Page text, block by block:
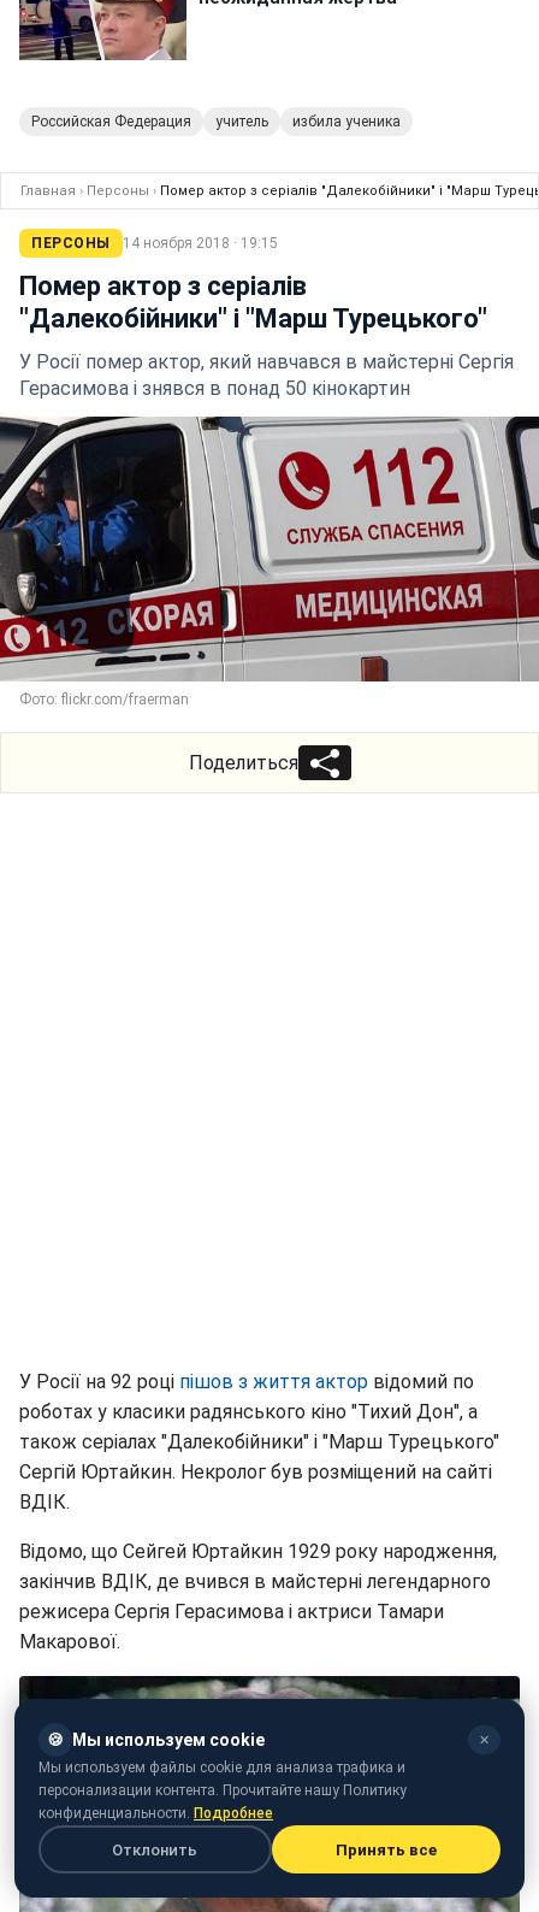
Российская Федерация учитель избила ученика
Главная › Персоны › Помер актор з серіалів "Далекобійники" і "Марш
ПЕРСОНЫ 14 ноября 2018 · 19:15
Помер актор з серіалів
"Далекобійники" і "Марш Турецького"
У Росії помер актор, який навчався в майстерні Сергія
Герасимова і знявся в понад 50 кінокартин
Фото: flickr.com/fraerman
Поделиться
У Росії на 92 році пішов з життя актор відомий по
роботах у класики радянського кіно "Тихий Дон", а
також серіалах "Далекобійники" і "Марш Турецького"
Сергій Юртайкин. Некролог був розміщений на сайті
ВДІК.
Відомо, що Сейгей Юртайкин 1929 року народження,
закінчив ВДІК, де вчився в майстерні легендарного
режисера Сергія Герасимова і актриси Тамари
Макарової.
🍪 Мы используем cookie ✕
Мы используем файлы cookie для анализа трафика и
персонализации контента. Прочитайте нашу Политику
конфиденциальности. Подробнее
Отклонить Принять все